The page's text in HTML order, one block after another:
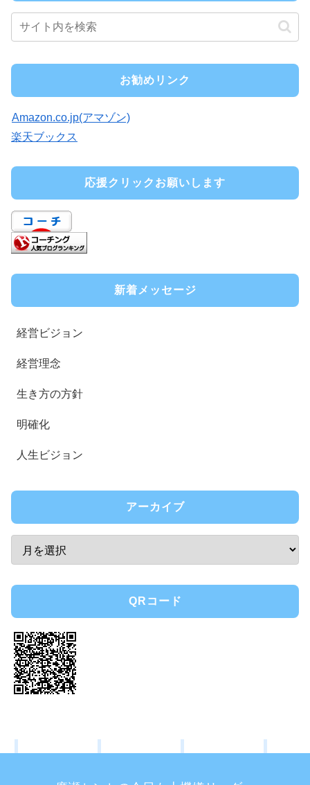
お勧めリンク
Amazon.co.jp(アマゾン)
楽天ブックス
応援クリックお願いします
新着メッセージ
経営ビジョン
経営理念
生き方の方針
明確化
人生ビジョン
アーカイブ
QRコード